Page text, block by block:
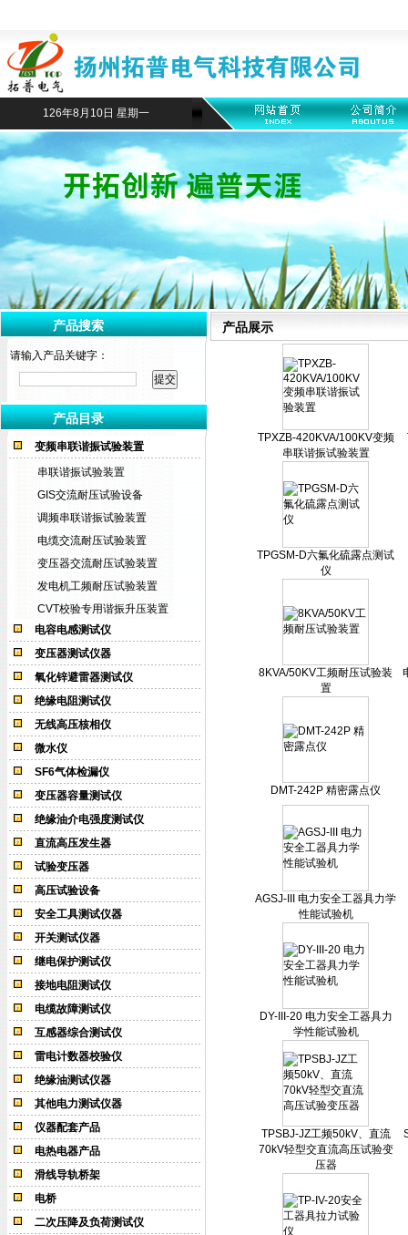
126年8月10日 星期一
产品搜索
请输入产品关键字：
产品目录
变频串联谐振试验装置
串联谐振试验装置
GIS交流耐压试验设备
调频串联谐振试验装置
电缆交流耐压试验装置
变压器交流耐压试验装置
发电机工频耐压试验装置
CVT校验专用谐振升压装置
电容电感测试仪
变压器测试仪器
氧化锌避雷器测试仪
绝缘电阻测试仪
无线高压核相仪
微水仪
SF6气体检漏仪
变压器容量测试仪
绝缘油介电强度测试仪
直流高压发生器
试验变压器
高压试验设备
安全工具测试仪器
开关测试仪器
继电保护测试仪
接地电阻测试仪
电缆故障测试仪
互感器综合测试仪
雷电计数器校验仪
绝缘油测试仪器
其他电力测试仪器
仪器配套产品
电热电器产品
滑线导轨桥架
电桥
二次压降及负荷测试仪
产品展示
TPXZB-420KVA/100KV变频
串联谐振试验装置
TPGSM-D六氟化硫露点测试
仪
8KVA/50KV工频耐压试验装
置
DMT-242P 精密露点仪
AGSJ-III 电力安全工器具力学
性能试验机
DY-III-20 电力安全工器具力
学性能试验机
TPSBJ-JZ工频50kV、直流
70kV轻型交直流高压试验变
压器